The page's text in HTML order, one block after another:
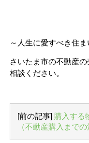
～人生に愛すべき住ま
さいたま市の不動産
相談ください。
[前の記事] 購入する
（不動産購入までの